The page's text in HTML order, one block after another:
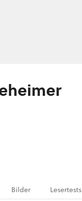
Bilder Lesertests